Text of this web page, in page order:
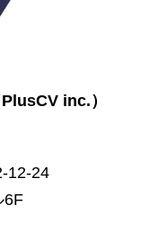
inc.）
12-24
6F